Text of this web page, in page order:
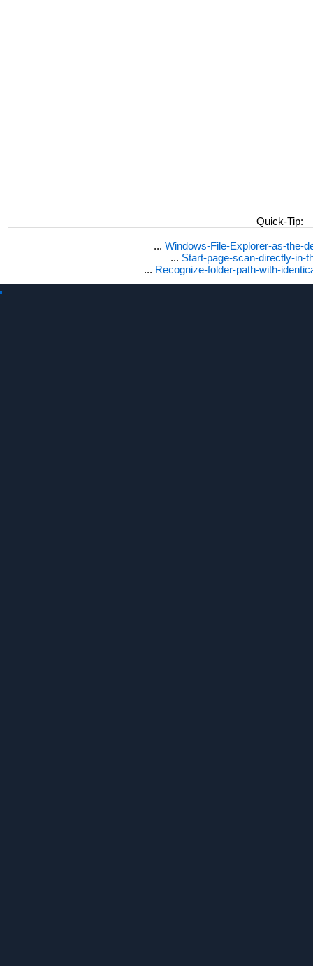
Quick-Tip:
... Windows-File-Explorer-as-the-
... Start-page-scan-directly-in-
... Recognize-folder-path-with-